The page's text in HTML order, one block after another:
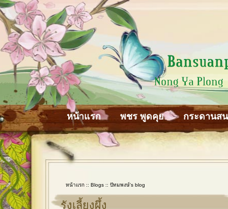
หน้าแรก พชร พูดคุย กระดานส
หน้าแรก :: Blogs :: ปัทมพงษ์'s blog
รังเลี้ยงผึ้ง